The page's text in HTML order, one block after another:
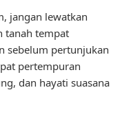
jangan lewatkan
tanah tempat
sebelum pertunjukan
pertempuran
dan hayati suasana